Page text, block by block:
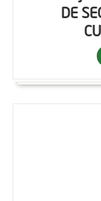
DE